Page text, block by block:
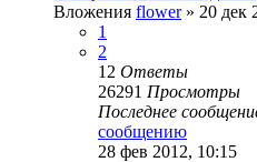
Вложения flower» 20 дек
1
2
12 Ответы
26291 Просмотры
Последнее
сообщению
28 фев 2012, 10:15